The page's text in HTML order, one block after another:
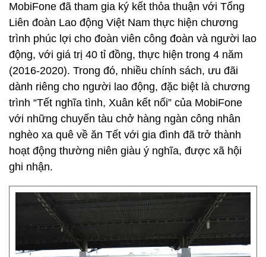
MobiFone đã tham gia ký kết thỏa thuận với Tổng
Liên đoàn Lao động Việt Nam thực hiện chương
trình phúc lợi cho đoàn viên công đoàn và người lao
động, với giá trị 40 tỉ đồng, thực hiện trong 4 năm
(2016-2020). Trong đó, nhiều chính sách, ưu đãi
dành riêng cho người lao động, đặc biệt là chương
trình “Tết nghĩa tình, Xuân kết nối” của MobiFone
với những chuyến tàu chở hàng ngàn công nhân
nghèo xa quê về ăn Tết với gia đình đã trở thành
hoạt động thường niên giàu ý nghĩa, được xã hội
ghi nhận.